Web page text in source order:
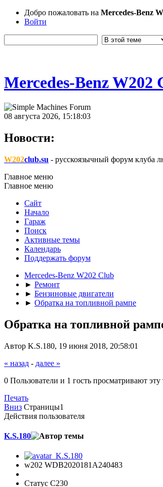
Добро пожаловать на Mercedes-Benz
Войти
Mercedes-Benz W202
08 августа 2026, 15:18:03
Новости:
W202club.su - русскоязычный форум клуба
Главное меню
Главное меню
Сайт
Начало
Гараж
Поиск
Активные темы
Календарь
Поддержать форум
Mercedes-Benz W202 Club
► Ремонт
► Бензиновые двигатели
► Обратка на топливной рампе
Обратка на топливной
Автор K.S.180, 19 июня 2018, 20:58:01
« назад - далее »
0 Пользователи и 1 гость просматривают эту
Печать
Вниз Страницы1
Действия пользователя
K.S.180
w202 WDB2020181A240483
Статус C230